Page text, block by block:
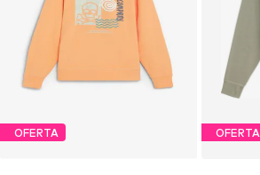
OFERTA OFERTA